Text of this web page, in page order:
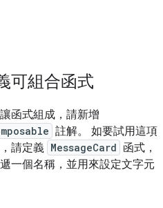
可組合函式
函式組成，請新增
註解。 如要試用這項
請定義 MessageCard 函式，
一個名稱，並用來設定文字元